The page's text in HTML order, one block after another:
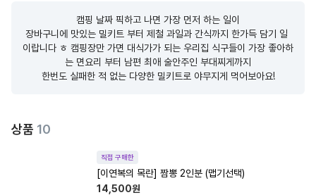
캠핑 날짜 픽하고 나면 가장 먼저 하는 일이
장바구니에 맛있는 밀키트 부터 제철 과일과 간식까지 한가득 담기 일
이랍니다 ㅎ 캠핑장만 가면 대식가가 되는 우리집 식구들이 가장 좋아하
는 면요리 부터 남편 최애 술안주인 부대찌게까지
한번도 실패한 적 없는 다양한 밀키트로 야무지게 먹어보아요!
상품 10
직접 구매한
[이연복의 목란] 짬뽕 2인분 (맵기선택)
14,500원